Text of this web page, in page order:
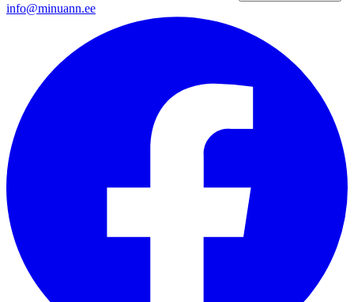
info@minuann.ee